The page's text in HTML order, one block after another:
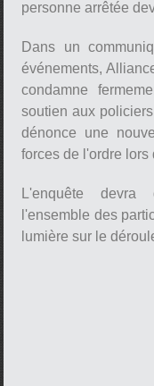
personne arrêtée
Dans un
événements,
condamne
soutien aux
dénonce une
forces de l'ordre
L'enquête devra
l'ensemble des
lumière sur le